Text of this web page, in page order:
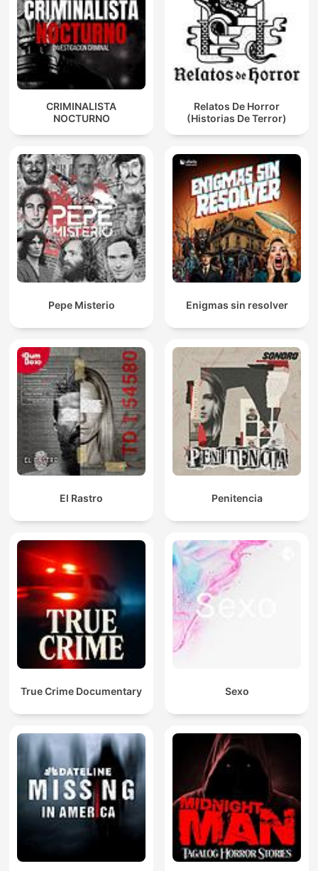
CRIMINALISTA
NOCTURNO
Relatos De Horror
(Historias De Terror)
Pepe Misterio Enigmas sin resolver
El Rastro Penitencia
True Crime Documentary Sexo